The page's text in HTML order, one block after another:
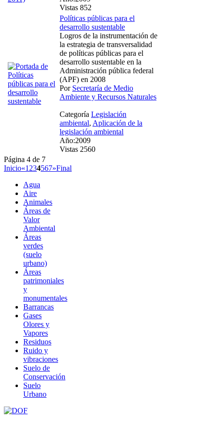
Vistas 852
Políticas públicas para el
desarrollo sustentable
Logros de la instrumentación de
la estrategia de transversalidad
de políticas públicas para el
desarrollo sustentable en la
Administración pública federal
(APF) en 2008
Por Secretaría de Medio
Ambiente y Recursos Naturales
Categoría Legislación
ambiental, Aplicación de la
legislación ambiental
Año:2009
Vistas 2560
Página 4 de 7
Inicio«1 234567»Final
Agua
Aire
Animales
Áreas de
Valor
Ambiental
Áreas
verdes
(suelo
urbano)
Áreas
patrimoniales
y
monumentales
Barrancas
Gases
Olores y
Vapores
Residuos
Ruido y
vibraciones
Suelo de
Conservación
Suelo
Urbano